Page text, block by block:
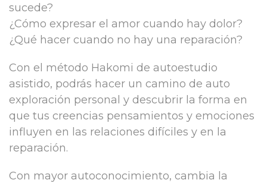
sucede?
¿Cómo expresar el amor cuando hay dolor?
¿Qué hacer cuando no hay una reparación?
Con el método Hakomi de autoestudio
asistido, podrás hacer un camino de auto
exploración personal y descubrir la forma en
que tus creencias pensamientos y emociones
influyen en las relaciones difíciles y en la
reparación.
Con mayor autoconocimiento, cambia la